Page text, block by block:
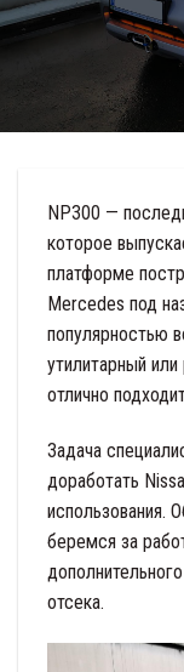
NP300 —
которое
платформе
Mercedes под
популярностью
утилитарный
отлично
Задача
доработать
использования.
беремся за
отсека.